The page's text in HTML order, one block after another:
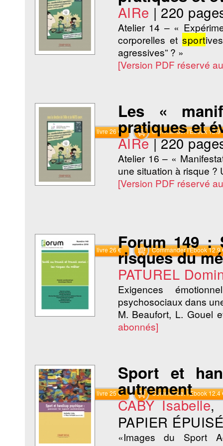
AIRe |220
Atelier 14 – «
corporelles etsport
agressives” ? »
[Version PDF réservé
Commander le livre 26 € Commander l'Ebook 12.9
Les «
pratiques et
AIRe |220
Atelier 16 – «
une situation à risque ?
[Version PDF réservé
Commander le livre 26 € Commander l'Ebook 12.9
Forum 149 :
risques du
PATUREL
Exigences
psychosociaux dans
M. Beaufort, L. Gouel
abonnés]
Commander le livre 25 € Commander l'Ebook 12.4
Sport et
autrement
CABY Isabelle,
PAPIER
«Images du Sport